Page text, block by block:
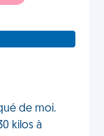
de moi.
kilos à